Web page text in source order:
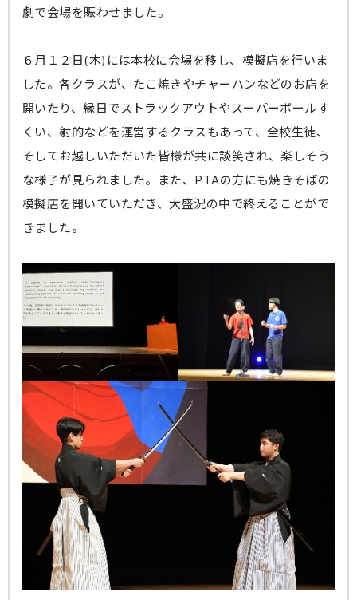
劇で会場を賑わせました。
６月１２日(木)には本校に会場を移し、模擬店を行いま
した。各クラスが、たこ焼きやチャーハンなどのお店を
開いたり、縁日でストラックアウトやスーパーボールす
くい、射的などを運営するクラスもあって、全校生徒、
そしてお越しいただいた皆様が共に談笑され、楽しそう
な様子が見られました。また、PTAの方にも焼きそばの
模擬店を開いていただき、大盛況の中で終えることがで
きました。